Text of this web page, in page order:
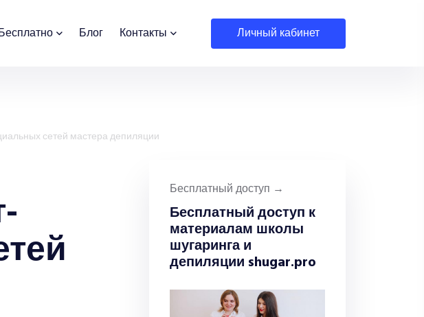
Блог Контакты личный кабинет
сетей мастера депиляции
Бесплатный доступ →
Бесплатный доступ к
материалам школы
шугаринга и
депиляции shugar.pro